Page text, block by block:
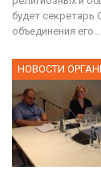
будет секретарь
объединения его…